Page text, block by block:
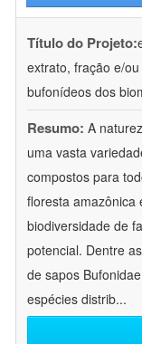
Título do Projeto:
extrato, fração e/
bufonídeos dos
Resumo: A
uma vasta
compostos para
floresta amazônica
biodiversidade de
potencial. Dentre
de sapos
espécies distrib...